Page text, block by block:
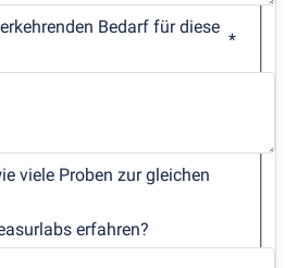
Bedarf für diese
viele Proben zur gleichen
erfahren?